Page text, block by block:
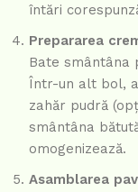
întări
Prepararea
Bate smântâna
Într-un alt bol,
zahăr pudră
smântâna
omogenizează.
Asamblarea